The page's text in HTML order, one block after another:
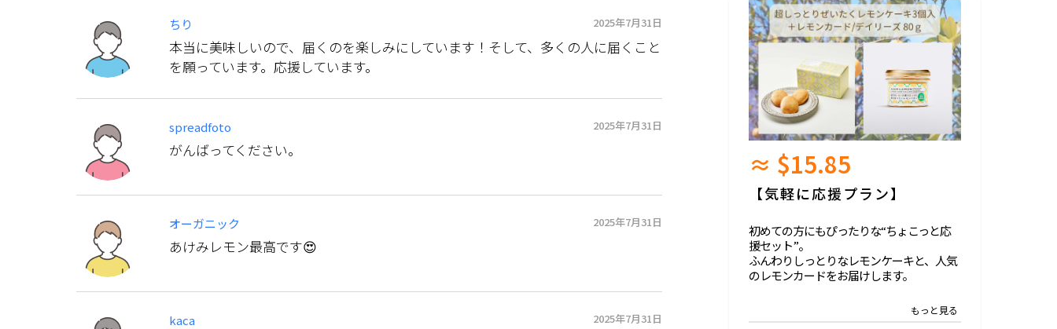
ちり 2025年7月31日
本当に美味しいので、届くのを楽しみにしています！そして、多くの人に届くこと
を願っています。応援しています。
spreadfoto 2025年7月31日
がんばってください。
オーガニック 2025年7月31日
あけみレモン最高です😍
kaca 2025年7月31日
卵、小麦粉（国産）、サワークリーム（ク
リーム（国内製造）、牛乳、乳たんぱ
く）、ドライフルーツ（レモン、キビ
糖）、有機米水飴（有機米（国産）、有機
大麦麦芽）、レモン外皮、塩/ベーキング
パウダー、（一部に乳成分、鶏卵、小麦を
含む）
内容量：1個当たり約40g
保存方法： 直射日光及び高温多湿を避け常
温で保存
賞味期限： 製造日より1か月
名称：レモンジャム
原材料名：キビ糖(国内製造）、レモン
内容量：80g
賞味期限：製造日より1年
保存方法：直射日光並びに高温多湿を避
け、冷暗所で保存
≈ $15.85
【気軽に応援プラン】
初めての方にもぴったりな“ちょこっと応
援セット”。
ふんわりしっとりなレモンケーキと、人気
のレモンカードをお届けします。
・超しっとりぜいたくレモンケーキ（3個